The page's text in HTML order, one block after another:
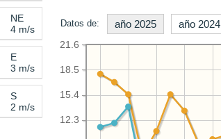
Datos de: año 2025 año 2024
12.3
15.4
18.5
21.6
NE
4 m/s
E
3 m/s
S
2 m/s